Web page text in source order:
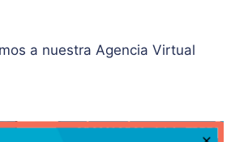
a nuestra Agencia Virtual